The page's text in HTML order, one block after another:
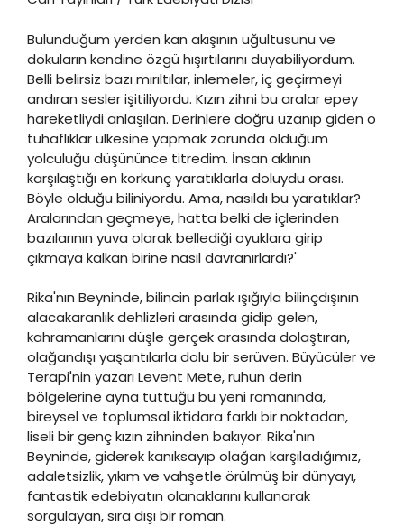
Bulunduğum yerden kan akışının uğultusunu ve
dokuların kendine özgü hışırtılarını duyabiliyordum.
Belli belirsiz bazı mırıltılar, inlemeler, iç geçirmeyi
andıran sesler işitiliyordu. Kızın zihni bu aralar epey
hareketliydi anlaşılan. Derinlere doğru uzanıp giden o
tuhaflıklar ülkesine yapmak zorunda olduğum
yolculuğu düşününce titredim. İnsan aklının
karşılaştığı en korkunç yaratıklarla doluydu orası.
Böyle olduğu biliniyordu. Ama, nasıldı bu yaratıklar?
Aralarından geçmeye, hatta belki de içlerinden
bazılarının yuva olarak bellediği oyuklara girip
çıkmaya kalkan birine nasıl davranırlardı?'
Rika'nın Beyninde, bilincin parlak ışığıyla bilinçdışının
alacakaranlık dehlizleri arasında gidip gelen,
kahramanlarını düşle gerçek arasında dolaştıran,
olağandışı yaşantılarla dolu bir serüven. Büyücüler ve
Terapi'nin yazarı Levent Mete, ruhun derin
bölgelerine ayna tuttuğu bu yeni romanında,
bireysel ve toplumsal iktidara farklı bir noktadan,
liseli bir genç kızın zihninden bakıyor. Rika'nın
Beyninde, giderek kanıksayıp olağan karşıladığımız,
adaletsizlik, yıkım ve vahşetle örülmüş bir dünyayı,
fantastik edebiyatın olanaklarını kullanarak
sorgulayan, sıra dışı bir roman.